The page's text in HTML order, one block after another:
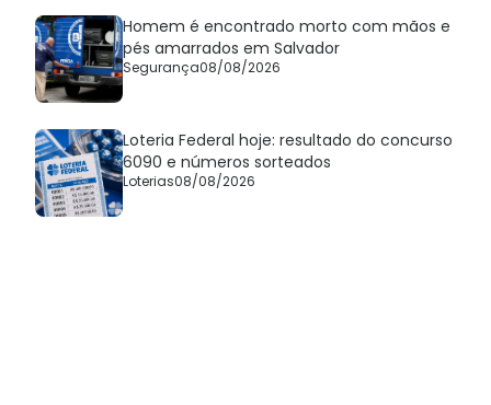
Homem é encontrado morto com mãos e
pés amarrados em Salvador
Segurança08/08/2026
Loteria Federal hoje: resultado do concurso
6090 e números sorteados
Loterias08/08/2026